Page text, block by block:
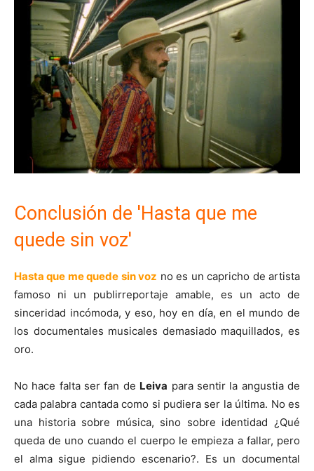
Conclusión de 'Hasta que me
quede sin voz'
Hasta que me quede sin voz no es un capricho de artista
famoso ni un publirreportaje amable, es un acto de
sinceridad incómoda, y eso, hoy en día, en el mundo de
los documentales musicales demasiado maquillados, es
oro.
No hace falta ser fan de Leiva para sentir la angustia de
cada palabra cantada como si pudiera ser la última. No es
una historia sobre música, sino sobre identidad ¿Qué
queda de uno cuando el cuerpo le empieza a fallar, pero
el alma sigue pidiendo escenario?. Es un documental